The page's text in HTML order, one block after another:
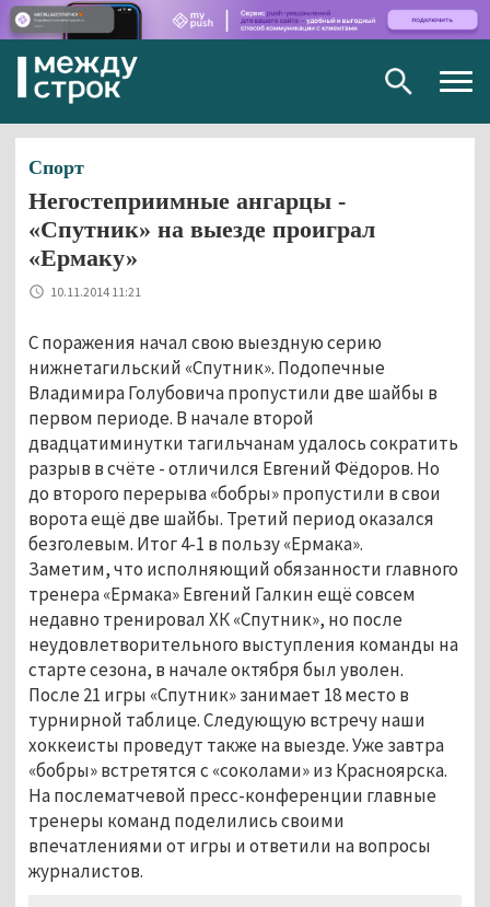
Спорт
Негостеприимные ангарцы -
«Спутник» на выезде проиграл
«Ермаку»
10.11.2014 11:21
С поражения начал свою выездную серию
нижнетагильский «Спутник». Подопечные
Владимира Голубовича пропустили две шайбы в
первом периоде. В начале второй
двадцатиминутки тагильчанам удалось сократить
разрыв в счёте - отличился Евгений Фёдоров. Но
до второго перерыва «бобры» пропустили в свои
ворота ещё две шайбы. Третий период оказался
безголевым. Итог 4-1 в пользу «Ермака».
Заметим, что исполняющий обязанности главного
тренера «Ермака» Евгений Галкин ещё совсем
недавно тренировал ХК «Спутник», но после
неудовлетворительного выступления команды на
старте сезона, в начале октября был уволен.
После 21 игры «Спутник» занимает 18 место в
турнирной таблице. Следующую встречу наши
хоккеисты проведут также на выезде. Уже завтра
«бобры» встретятся с «соколами» из Красноярска.
На послематчевой пресс-конференции главные
тренеры команд поделились своими
впечатлениями от игры и ответили на вопросы
журналистов.